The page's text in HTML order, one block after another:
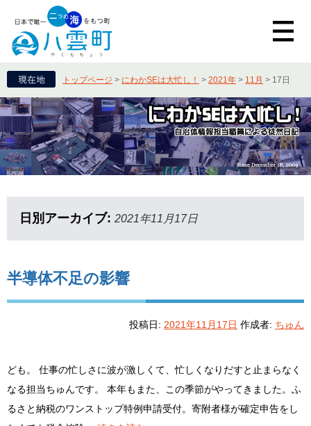
トップページ > にわかSEは大忙し！ > 2021年 > 11月 > 17日
日別アーカイブ: 2021年11月17日
半導体不足の影響
投稿日: 2021年11月17日 作成者: ちゅん
ども。 仕事の忙しさに波が激しくて、忙しくなりだすと止まらなく
なる担当ちゅんです。 本年もまた、この季節がやってきました。ふ
るさと納税のワンストップ特例申請受付。寄附者様が確定申告をし